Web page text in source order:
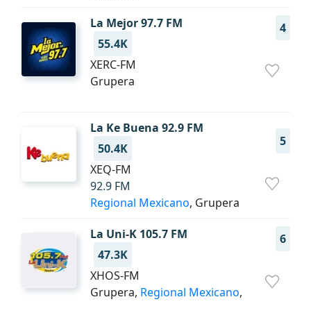
La Mejor 97.7 FM
4
55.4K
XERC-FM
Grupera
La Ke Buena 92.9 FM
5
50.4K
XEQ-FM
92.9 FM
Regional Mexicano, Grupera
La Uni-K 105.7 FM
6
47.3K
XHOS-FM
Grupera, Regional Mexicano,